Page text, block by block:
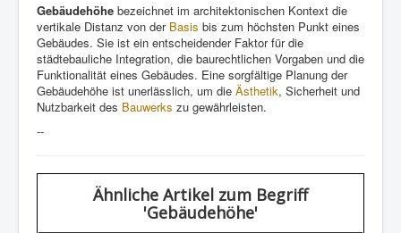
Gebäudehöhe bezeichnet im architektonischen Kontext die
vertikale Distanz von der Basis bis zum höchsten Punkt eines
Gebäudes. Sie ist ein entscheidender Faktor für die
städtebauliche Integration, die baurechtlichen Vorgaben und die
Funktionalität eines Gebäudes. Eine sorgfältige Planung der
Gebäudehöhe ist unerlässlich, um die Ästhetik, Sicherheit und
Nutzbarkeit des Bauwerks zu gewährleisten.
--
Ähnliche Artikel zum Begriff
'Gebäudehöhe'